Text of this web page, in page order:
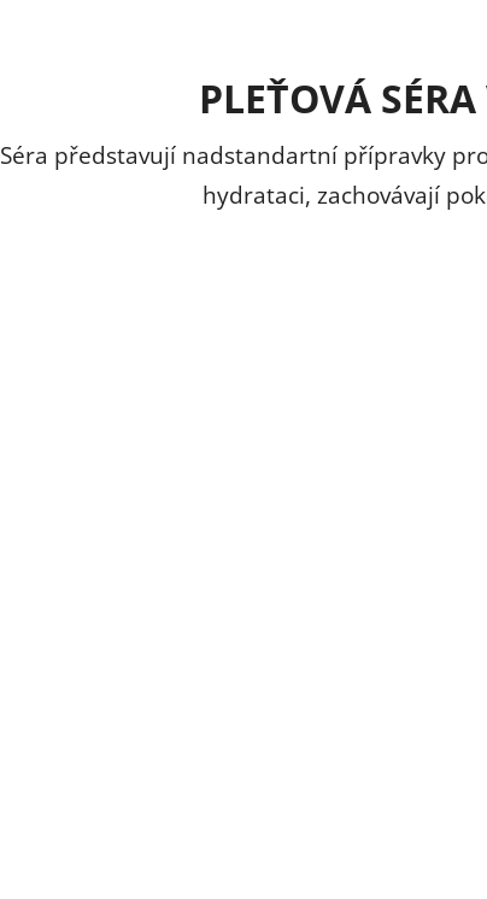
á
PLEŤOVÁ
Séra představují nadstandartní přípravky
hydrataci, zachovávají